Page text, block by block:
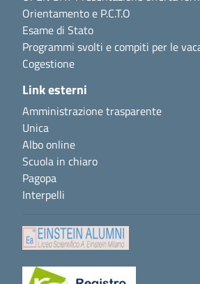
Orientamento e P.C.T.O
Esame di Stato
Programmi svolti e compiti per le
Cogestione
Link esterni
Amministrazione trasparente
Unica
Albo online
Scuola in chiaro
Pagopa
Interpelli